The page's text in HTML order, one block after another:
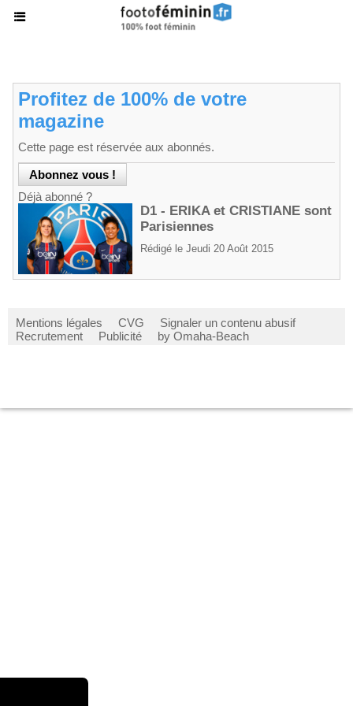
Profitez de 100% de votre
magazine
Cette page est réservée aux abonnés.
Déjà abonné ?
D1 - ERIKA et CRISTIANE sont
Parisiennes
Rédigé le Jeudi 20 Août 2015
Mentions légales CVG
Signaler un contenu abusif
Recrutement
Publicité by Omaha-Beach